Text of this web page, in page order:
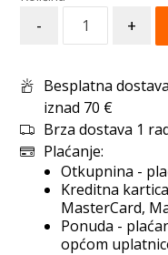
- +
Besplatna
iznad 70 €
Brza dostava 1
Plaćanje:
Otkupnina -
Kreditna
MasterCard,
Ponuda -
općom